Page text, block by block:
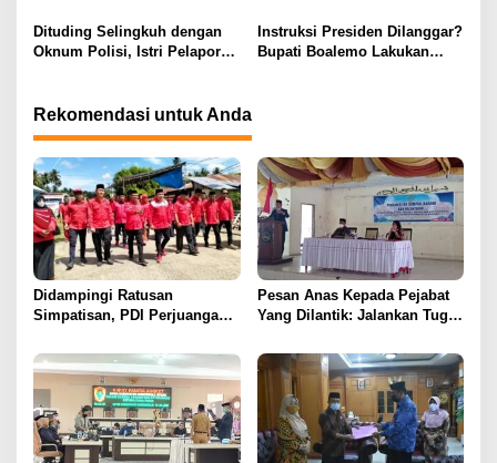
Madya
Benar”
Dituding Selingkuh dengan
Oknum Polisi, Istri Pelapor
Instruksi Presiden Dilanggar?
Bupati Boalemo Lakukan
Rekomendasi untuk Anda
Didampingi Ratusan
Simpatisan, PDI Perjuangan
Bacaleg di KPU
Pesan Anas Kepada Pejabat
Yang Dilantik: Jalankan Tugas